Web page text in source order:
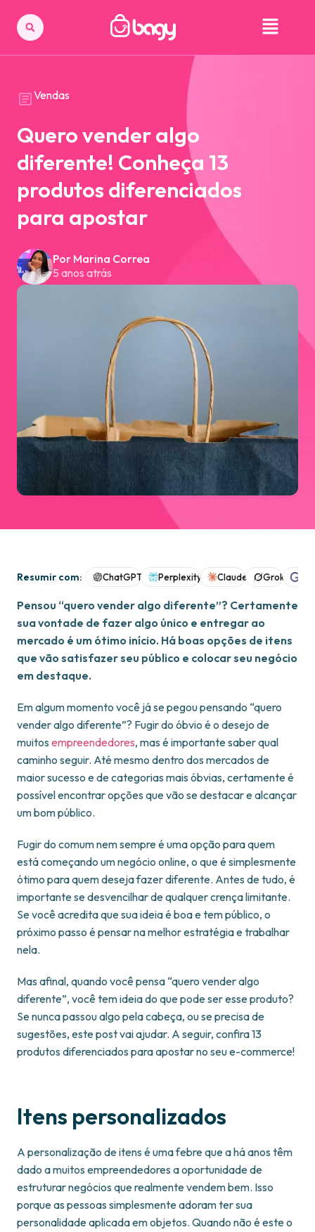
Vendas
Quero vender algo
diferente! Conheça 13
produtos diferenciados
para apostar
Por Marina Correa
5 anos atrás
Resumir com: ChatGPT Perplexity Claude Grok
Pensou “quero vender algo diferente”? Certamente
sua vontade de fazer algo único e entregar ao
mercado é um ótimo início. Há boas opções de itens
que vão satisfazer seu público e colocar seu negócio
em destaque.
Em algum momento você já se pegou pensando “quero
vender algo diferente”? Fugir do óbvio é o desejo de
muitos empreendedores, mas é importante saber qual
caminho seguir. Até mesmo dentro dos mercados de
maior sucesso e de categorias mais óbvias, certamente é
possível encontrar opções que vão se destacar e alcançar
um bom público.
Fugir do comum nem sempre é uma opção para quem
está começando um negócio online, o que é simplesmente
ótimo para quem deseja fazer diferente. Antes de tudo, é
importante se desvencilhar de qualquer crença limitante.
Se você acredita que sua ideia é boa e tem público, o
próximo passo é pensar na melhor estratégia e trabalhar
nela.
Mas afinal, quando você pensa “quero vender algo
diferente”, você tem ideia do que pode ser esse produto?
Se nunca passou algo pela cabeça, ou se precisa de
sugestões, este post vai ajudar. A seguir, confira 13
produtos diferenciados para apostar no seu e-commerce!
Itens personalizados
A personalização de itens é uma febre que a há anos têm
dado a muitos empreendedores a oportunidade de
estruturar negócios que realmente vendem bem. Isso
porque as pessoas simplesmente adoram ter sua
personalidade aplicada em objetos. Quando não é este o